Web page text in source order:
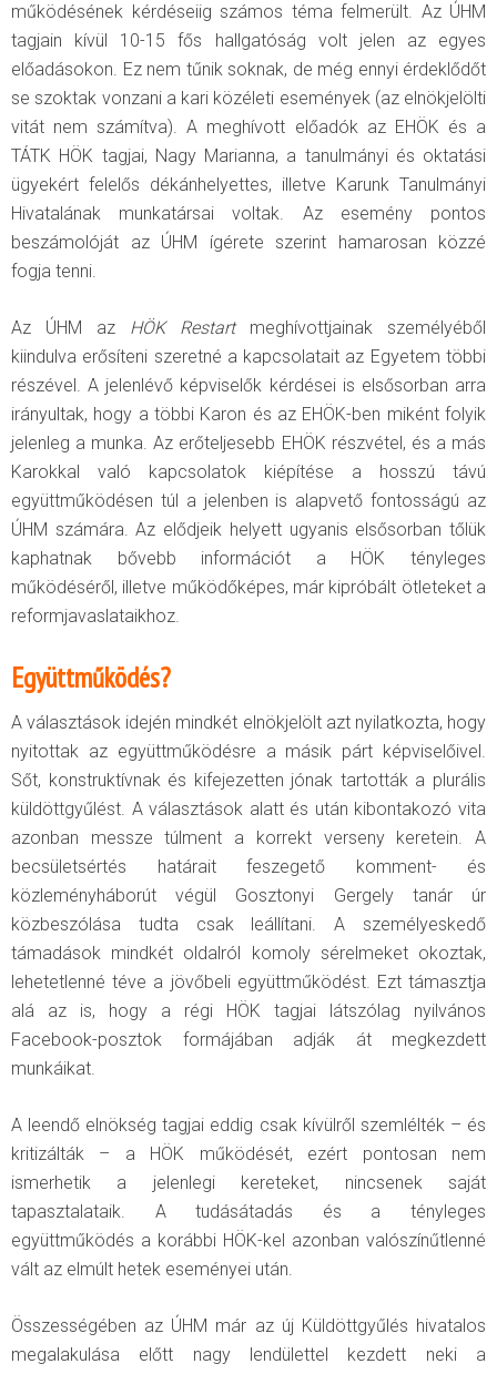
működésének kérdéseiig számos téma felmerült. Az ÚHM
tagjain kívül 10-15 fős hallgatóság volt jelen az egyes
előadásokon. Ez nem tűnik soknak, de még ennyi érdeklődőt
se szoktak vonzani a kari közéleti események (az elnökjelölti
vitát nem számítva). A meghívott előadók az EHÖK és a
TÁTK HÖK tagjai, Nagy Marianna, a tanulmányi és oktatási
ügyekért felelős dékánhelyettes, illetve Karunk Tanulmányi
Hivatalának munkatársai voltak. Az esemény pontos
beszámolóját az ÚHM ígérete szerint hamarosan közzé
fogja tenni.
Az ÚHM az HÖK Restart meghívottjainak személyéből
kiindulva erősíteni szeretné a kapcsolatait az Egyetem többi
részével. A jelenlévő képviselők kérdései is elsősorban arra
irányultak, hogy a többi Karon és az EHÖK-ben miként folyik
jelenleg a munka. Az erőteljesebb EHÖK részvétel, és a más
Karokkal való kapcsolatok kiépítése a hosszú távú
együttműködésen túl a jelenben is alapvető fontosságú az
ÚHM számára. Az elődjeik helyett ugyanis elsősorban tőlük
kaphatnak bővebb információt a HÖK tényleges
működéséről, illetve működőképes, már kipróbált ötleteket a
reformjavaslataikhoz.
Együttműködés?
A választások idején mindkét elnökjelölt azt nyilatkozta, hogy
nyitottak az együttműködésre a másik párt képviselőivel.
Sőt, konstruktívnak és kifejezetten jónak tartották a plurális
küldöttgyűlést. A választások alatt és után kibontakozó vita
azonban messze túlment a korrekt verseny keretein. A
becsületsértés határait feszegető komment- és
közleményháborút végül Gosztonyi Gergely tanár úr
közbeszólása tudta csak leállítani. A személyeskedő
támadások mindkét oldalról komoly sérelmeket okoztak,
lehetetlenné téve a jövőbeli együttműködést. Ezt támasztja
alá az is, hogy a régi HÖK tagjai látszólag nyilvános
Facebook-posztok formájában adják át megkezdett
munkáikat.
A leendő elnökség tagjai eddig csak kívülről szemlélték – és
kritizálták – a HÖK működését, ezért pontosan nem
ismerhetik a jelenlegi kereteket, nincsenek saját
tapasztalataik. A tudásátadás és a tényleges
együttműködés a korábbi HÖK-kel azonban valószínűtlenné
vált az elmúlt hetek eseményei után.
Összességében az ÚHM már az új Küldöttgyűlés hivatalos
megalakulása előtt nagy lendülettel kezdett neki a